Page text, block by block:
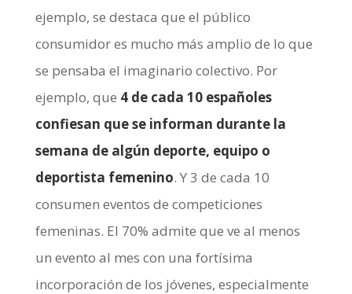
ejemplo, se destaca que el público
consumidor es mucho más amplio de lo que
se pensaba el imaginario colectivo. Por
ejemplo, que 4 de cada 10 españoles
confiesan que se informan durante la
semana de algún deporte, equipo o
deportista femenino. Y 3 de cada 10
consumen eventos de competiciones
femeninas. El 70% admite que ve al menos
un evento al mes con una fortísima
incorporación de los jóvenes, especialmente